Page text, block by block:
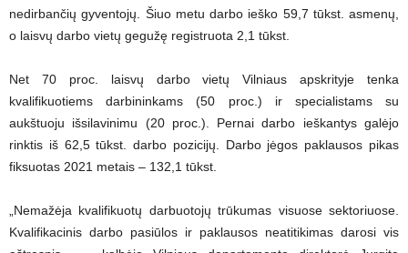
nedirbančių gyventojų. Šiuo metu darbo ieško 59,7 tūkst. asmenų,
o laisvų darbo vietų gegužę registruota 2,1 tūkst.
Net 70 proc. laisvų darbo vietų Vilniaus apskrityje tenka
kvalifikuotiems darbininkams (50 proc.) ir specialistams su
aukštuoju išsilavinimu (20 proc.). Pernai darbo ieškantys galėjo
rinktis iš 62,5 tūkst. darbo pozicijų. Darbo jėgos paklausos pikas
fiksuotas 2021 metais – 132,1 tūkst.
„Nemažėja kvalifikuotų darbuotojų trūkumas visuose sektoriuose.
Kvalifikacinis darbo pasiūlos ir paklausos neatitikimas darosi vis